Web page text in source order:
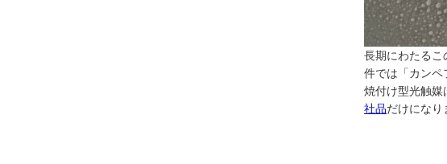
長期にわたるこ
件では「カンペ
焼付け型光触媒
社品だけになり